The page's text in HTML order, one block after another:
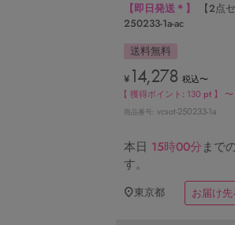
【即日発送＊】
【2点
250233-1a-ac
送料無料
¥ 14,278 税込〜
【 獲得ポイント: 130 pt 】 〜
商品番号 vcsot-250233-1a
本日 15時00分まで
す。
東京都 お届け